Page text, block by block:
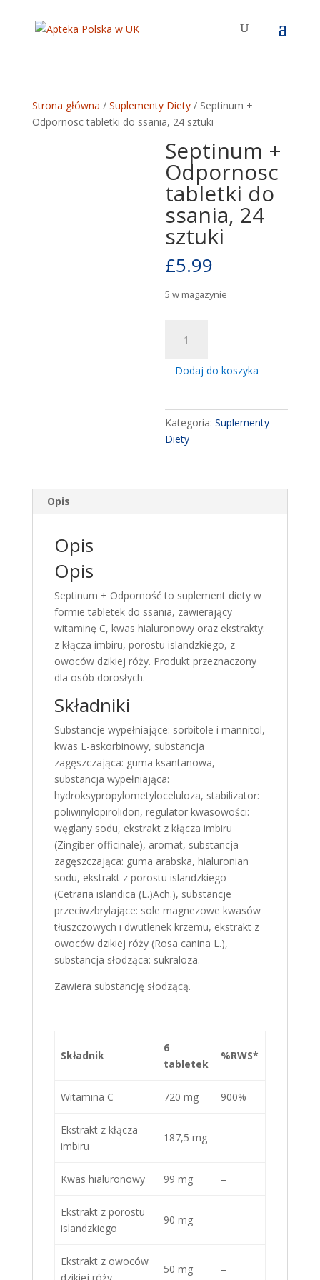
Strona główna / Suplementy Diety/ Septinum +
Odpornosc tabletki do ssania, 24 sztuki
Septinum +
Odpornosc
tabletki do
ssania, 24
sztuki
£5.99
5 w magazynie
Septinum
Odpornosc
do
ssania,
24
Dodaj do koszyka
Kategoria:Suplementy
Diety
Opis
Opis
Opis
Septinum + Odporność to suplement diety w
formie tabletek do ssania, zawierający
witaminę C, kwas hialuronowy oraz ekstrakty:
z kłącza imbiru, porostu islandzkiego, z
owoców dzikiej róży. Produkt przeznaczony
dla osób dorosłych.
Składniki
Substancje wypełniające: sorbitole i mannitol,
kwas L-askorbinowy, substancja
zagęszczająca: guma ksantanowa,
substancja wypełniająca:
hydroksypropylometyloceluloza, stabilizator:
poliwinylopirolidon, regulator kwasowości:
węglany sodu, ekstrakt z kłącza imbiru
(Zingiber officinale), aromat, substancja
zagęszczająca: guma arabska, hialuronian
sodu, ekstrakt z porostu islandzkiego
(Cetraria islandica (L.)Ach.), substancje
przeciwzbrylające: sole magnezowe kwasów
tłuszczowych i dwutlenek krzemu, ekstrakt z
owoców dzikiej róży (Rosa canina L.),
substancja słodząca: sukraloza.
Zawiera substancję słodzącą.
Składnik
6
tabletek
%RWS*
Witamina C 720 mg 900%
Ekstrakt z kłącza
imbiru
187,5 mg –
Kwas hialuronowy 99 mg –
Ekstrakt z porostu
islandzkiego
90 mg –
Ekstrakt z owoców
50 mg –